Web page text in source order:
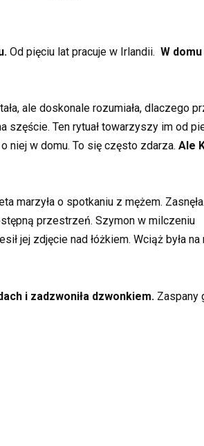
Od pięciu lat pracuje w Irlandii. W
ale doskonale rozumiała, dlaczego
szęście. Ten rytuał towarzyszy im od
niej w domu. To się często zdarza. Ale
marzyła o spotkaniu z mężem.
przestrzeń. Szymon w milczeniu
jej zdjęcie nad łóżkiem. Wciąż była na
i zadzwoniła dzwonkiem. Zaspany